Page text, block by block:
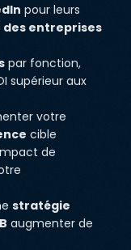
pour leurs
des entreprises
par fonction,
supérieur aux
votre
cible
de
stratégie
augmenter de